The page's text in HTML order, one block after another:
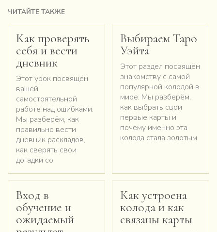
ЧИТАЙТЕ ТАКЖЕ
Как проверять
себя и вести
дневник
Этот урок посвящён
вашей
самостоятельной
работе над ошибками.
Мы разберём, как
правильно вести
дневник раскладов,
как сверять свои
догадки со
Выбираем Таро
Уэйта
Этот раздел посвящён
знакомству с самой
популярной колодой в
мире. Мы разберём,
как выбрать свои
первые карты и
почему именно эта
колода стала золотым
Вход в
обучение и
ожидаемый
Как устроена
колода и как
связаны карты